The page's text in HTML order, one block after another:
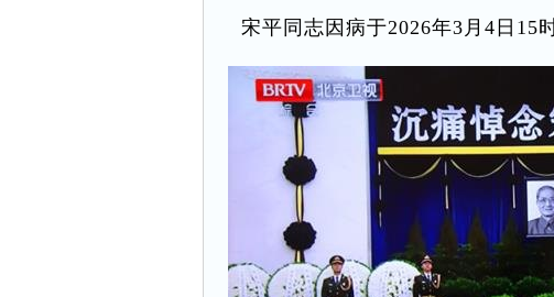
宋平同志因病于2026年3月4日15